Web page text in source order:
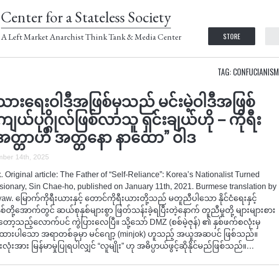
Center for a Stateless Society
A Left Market Anarchist Think Tank & Media Center STORE
TAG: CONFUCIANISM
းရေးဝါဒီအဖြစ်မှသည် မင်းမဲ့ဝါဒီအဖြစ်
ျယ်ပုဂ္ဂိုလ်ဖြစ်လာသူ ရှင်းချယ်ဟို – ကိုရီး
တ္တာဟိ အတ္တနော နာထော” ဝါဒ
14th, 2025
Original article: The Father of “Self-Reliance”: Korea’s Nationalist Turned
Sin Chae-ho, published on January 11th, 2021. Burmese translation by
မြောက်ကိုရီးယားနှင့် တောင်ကိုရီးယားတို့သည် မတူညီပါသော နိုင်ငံရေးနှင့်
နစ်တို့အောက်တွင် ဆယ်စုနှစ်များစွာ ဖြတ်သန်းခဲ့ရပြီးတဲ့နောက် တူညီမှုတို့ များများစား
တော့သည့်လောက်ပင် ကွဲပြားလေပြီ။ သို့သော် DMZ (စစ်မဲ့ဇုန်) ၏ နှစ်ဖက်စလုံးမှ
းပါသော အရာတစ်ခုမှာ မင်ဂျော့ (minjok) ဟူသည့် အယူအဆပင် ဖြစ်သည်။
းအား မြန်မာမှုပြုရပါလျှင် “လူမျိုး” ဟု အဓိပ္ပာယ်ဖွင့်ဆိုနိုင်မည်ဖြစ်သည်။…